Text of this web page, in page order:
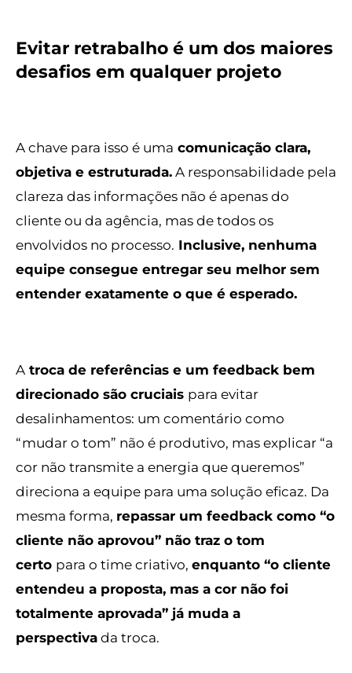
Evitar retrabalho é um dos maiores
desafios em qualquer projeto
A chave para isso é uma comunicação clara,
objetiva e estruturada.A responsabilidade pela
clareza das informações não é apenas do
cliente ou da agência, mas de todos os
envolvidos no processo. Inclusive, nenhuma
equipe consegue entregar seu melhor sem
entender exatamente o que é esperado.
A troca de referências e um feedback bem
direcionado são cruciais para evitar
desalinhamentos: um comentário como
“mudar o tom” não é produtivo, mas explicar “a
cor não transmite a energia que queremos”
direciona a equipe para uma solução eficaz. Da
mesma forma, repassar um feedback como “o
cliente não aprovou” não traz o tom
certo para o time criativo, enquanto “o cliente
entendeu a proposta, mas a cor não foi
totalmente aprovada” já muda a
perspectivada troca.